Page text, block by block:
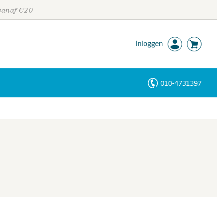
€20
Inloggen
010-4731397
Personen